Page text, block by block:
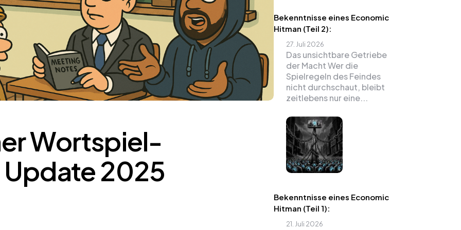
Wortspiel-
2025
Bekenntnisse eines Economic
Hitman (Teil 2):
27. Juli 2026
Das unsichtbare Getriebe
der Macht Wer die
Spielregeln des Feindes
nicht durchschaut, bleibt
zeitlebens nur eine...
Bekenntnisse eines Economic
Hitman (Teil 1):
21. Juli 2026